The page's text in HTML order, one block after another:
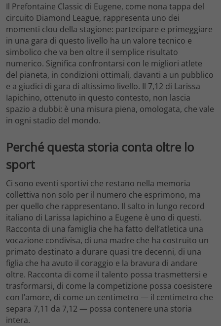
Il Prefontaine Classic di Eugene, come nona tappa del
circuito Diamond League, rappresenta uno dei
momenti clou della stagione: partecipare e primeggiare
in una gara di questo livello ha un valore tecnico e
simbolico che va ben oltre il semplice risultato
numerico. Significa confrontarsi con le migliori atlete
del pianeta, in condizioni ottimali, davanti a un pubblico
e a giudici di gara di altissimo livello. Il 7,12 di Larissa
Iapichino, ottenuto in questo contesto, non lascia
spazio a dubbi: è una misura piena, omologata, che vale
in ogni stadio del mondo.
Perché questa storia conta oltre lo
sport
Ci sono eventi sportivi che restano nella memoria
collettiva non solo per il numero che esprimono, ma
per quello che rappresentano. Il salto in lungo record
italiano di Larissa Iapichino a Eugene è uno di questi.
Racconta di una famiglia che ha fatto dell’atletica una
vocazione condivisa, di una madre che ha costruito un
primato destinato a durare quasi tre decenni, di una
figlia che ha avuto il coraggio e la bravura di andare
oltre. Racconta di come il talento possa trasmettersi e
trasformarsi, di come la competizione possa coesistere
con l’amore, di come un centimetro — il centimetro che
separa 7,11 da 7,12 — possa contenere una storia
intera.